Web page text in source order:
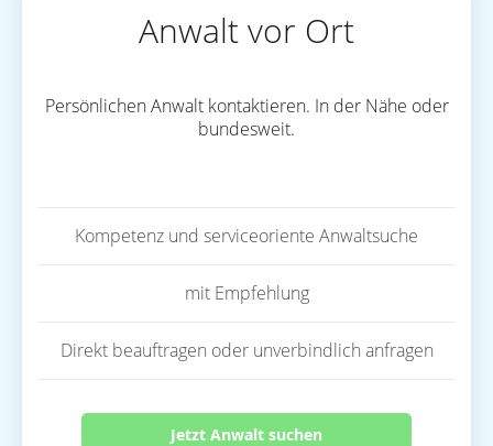
Anwalt vor Ort
Persönlichen Anwalt kontaktieren. In der Nähe oder
bundesweit.
Kompetenz und serviceoriente Anwaltsuche
mit Empfehlung
Direkt beauftragen oder unverbindlich anfragen
Jetzt Anwalt suchen